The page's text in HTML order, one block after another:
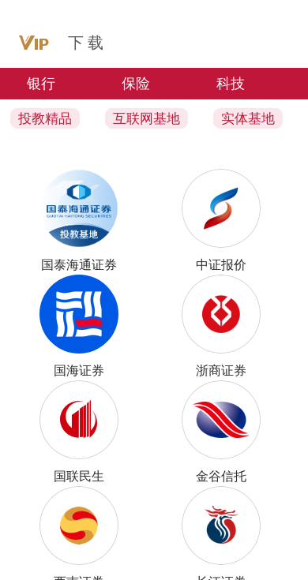
下 载
银行 保险 科技
投教精品 互联网基地 实体基地
国泰海通证券 中证报价
国海证券 浙商证券
国联民生 金谷信托